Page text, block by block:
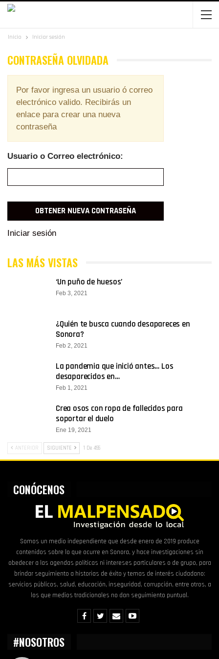
Inicio Iniciar sesión
CONTRASEÑA OLVIDADA
Por favor ingresa un usuario ó correo
electrónico valido. Recibirás un
enlace para crear una nueva
contraseña
Usuario o Correo electrónico:
Iniciar sesión
LAS MÁS VISTAS
‘Un puño de huesos’
Feb 3, 2021
¿Quién te busca cuando desapareces en
Sonora?
Feb 2, 2021
La pandemia que inició antes… Los
desaparecidos en…
Feb 1, 2021
Crea osos con ropa de fallecidos para
soportar el duelo
Ene 19, 2021
ANTERIOR SIGUIENTE 1 De 455
CONÓCENOS
Somos un medio independiente que desde enero de 2019 produce
contenidos sobre lo que ocurre en Sonora, y hace investigaciones sin
obedecer a las agendas políticas ni intereses particulares o de grupo, para
brindar seguimiento a historias de éxito y temas de interés ciudadano:
servicios públicos, salud, educación, inseguridad, corrupción, entre otros, a
los que medios tradicionales no dan seguimiento puntual.
#NOSOTROS